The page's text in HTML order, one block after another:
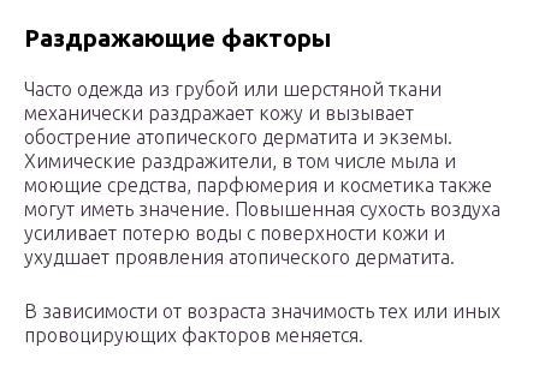
Раздражающие факторы
Часто одежда из грубой или шерстяной ткани
механически раздражает кожу и вызывает
обострение атопического дерматита и экземы.
Химические раздражители, в том числе мыла и
моющие средства, парфюмерия и косметика также
могут иметь значение. Повышенная сухость воздуха
усиливает потерю воды с поверхности кожи и
ухудшает проявления атопического дерматита.
В зависимости от возраста значимость тех или иных
провоцирующих факторов меняется.